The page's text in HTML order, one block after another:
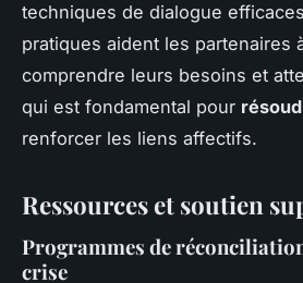
techniques de dialogue
pratiques aident les partenaires
comprendre leurs besoins et
qui est fondamental pour
renforcer les liens affectifs.
Ressources et soutien
Programmes de
crise